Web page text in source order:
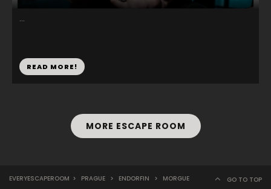
...
READ MORE!
MORE ESCAPE ROOM
EVERYESCAPEROOM > PRAGUE > ENDORFIN > MORGUE GO TO TOP